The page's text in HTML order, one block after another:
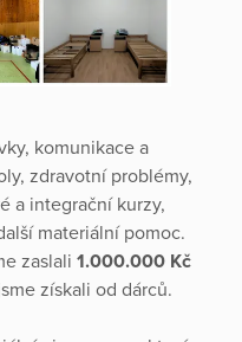
komunikace a
zdravotní problémy,
a integrační kurzy,
materiální pomoc.
zaslali 1.000.000 Kč
získali od dárců.